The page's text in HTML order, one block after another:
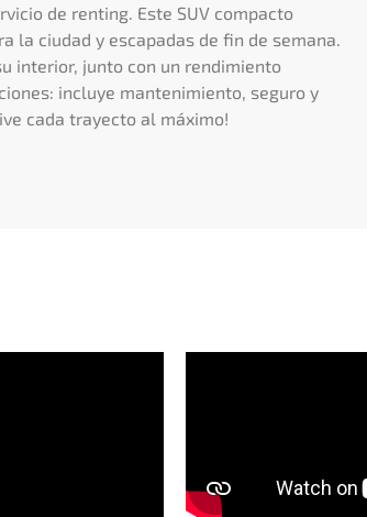
de renting. Este SUV compacto
la ciudad y escapadas de fin de semana.
interior, junto con un rendimiento
incluye mantenimiento, seguro y
cada trayecto al máximo!